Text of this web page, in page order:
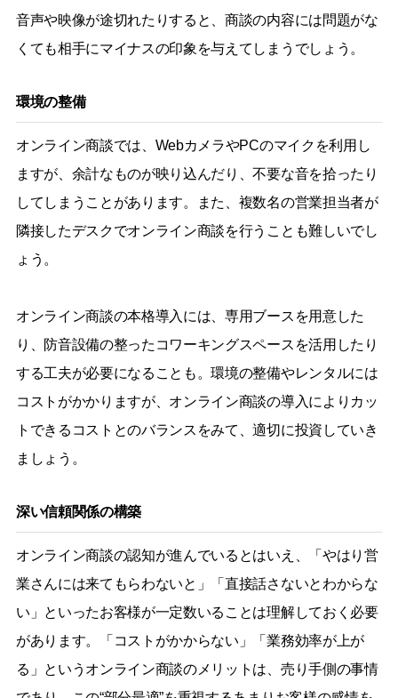
音声や映像が途切れたりすると、商談の内容には問題がな
くても相手にマイナスの印象を与えてしまうでしょう。
環境の整備
オンライン商談では、WebカメラやPCのマイクを利用し
ますが、余計なものが映り込んだり、不要な音を拾ったり
してしまうことがあります。また、複数名の営業担当者が
隣接したデスクでオンライン商談を行うことも難しいでし
ょう。
オンライン商談の本格導入には、専用ブースを用意した
り、防音設備の整ったコワーキングスペースを活用したり
する工夫が必要になることも。環境の整備やレンタルには
コストがかかりますが、オンライン商談の導入によりカッ
トできるコストとのバランスをみて、適切に投資していき
ましょう。
深い信頼関係の構築
オンライン商談の認知が進んでいるとはいえ、「やはり営
業さんには来てもらわないと」「直接話さないとわからな
い」といったお客様が一定数いることは理解しておく必要
があります。「コストがかからない」「業務効率が上が
る」というオンライン商談のメリットは、売り手側の事情